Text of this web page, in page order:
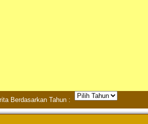
Berdasarkan Tahun :